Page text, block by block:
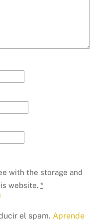
with the storage and
website.*
el spam.Aprende